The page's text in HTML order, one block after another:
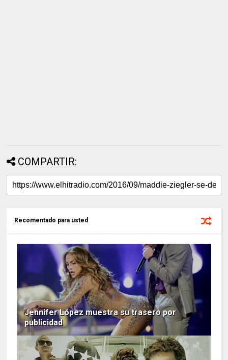
COMPARTIR:
Recomentado para usted
Jennifer López muestra su trasero por
publicidad